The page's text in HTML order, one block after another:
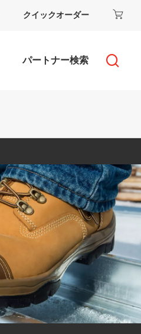
クイックオーダー
パートナー検索